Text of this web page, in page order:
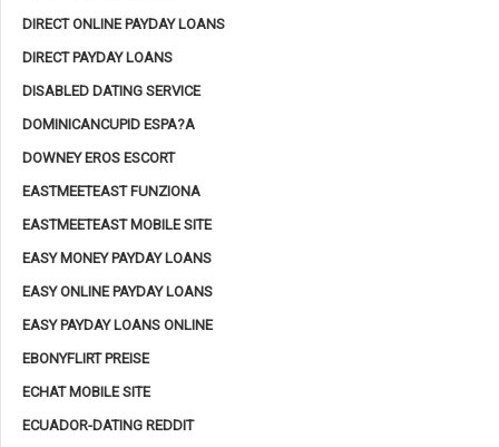
DIRECT ONLINE PAYDAY LOANS
DIRECT PAYDAY LOANS
DISABLED DATING SERVICE
DOMINICANCUPID ESPA?A
DOWNEY EROS ESCORT
EASTMEETEAST FUNZIONA
EASTMEETEAST MOBILE SITE
EASY MONEY PAYDAY LOANS
EASY ONLINE PAYDAY LOANS
EASY PAYDAY LOANS ONLINE
EBONYFLIRT PREISE
ECHAT MOBILE SITE
ECUADOR-DATING REDDIT